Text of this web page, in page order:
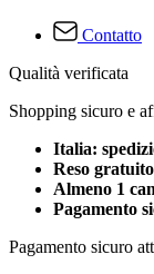
Contatto
Qualità verificata
Shopping sicuro e
Italia:
Reso gratuito
Almeno 1
Pagamento
Pagamento sicuro